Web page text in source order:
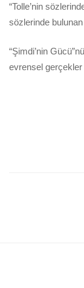
“Tolle’nin
sözlerinde
“Şimdi’nin
evrensel gerçekler